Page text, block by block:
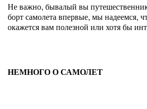
Не важно, бывалый вы
борт самолета впервые, мы надеемся,
окажется вам полезной или хотя бы
НЕМНОГО О САМОЛЕТ